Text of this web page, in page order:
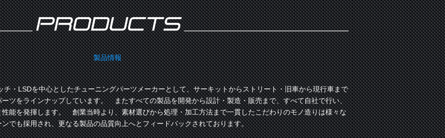
製品情報
・LSDを中心としたチューニングパーツメーカーとして、サーキットからストリート・旧車から現行車まで
ツをラインナップしています。 またすべての製品を開発から設計・製造・販売まで、すべて自社で行い、
能を発揮します。 創業当時より、素材選びから処理・加工方法まで一貫したこだわりのモノ造りは様々な
でも採用され、更なる製品の品質向上へとフィードバックされております。